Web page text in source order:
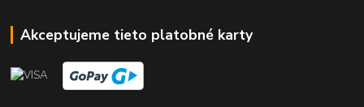
Akceptujeme tieto platobné karty